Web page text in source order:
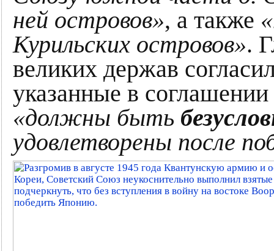
ней островов», а также
Курильских островов».
великих держав
указанные в
«должны быть
удовлетворены после